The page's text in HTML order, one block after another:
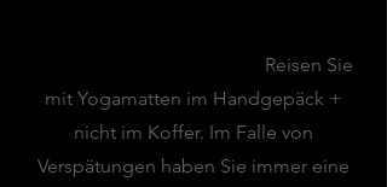
Reisen Sie
mit Yogamatten im Handgepäck +
nicht im Koffer. Im Falle von
Verspätungen haben Sie immer eine